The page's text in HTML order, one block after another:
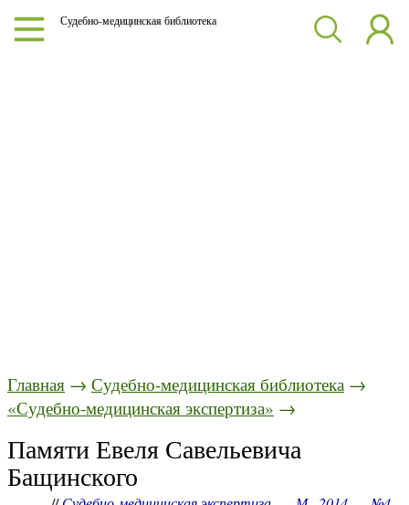
Судебно-медицинская библиотека
Главная → Судебно-медицинская библиотека →
«Судебно-медицинская экспертиза» →
Памяти Евеля Савельевича
Бащинского